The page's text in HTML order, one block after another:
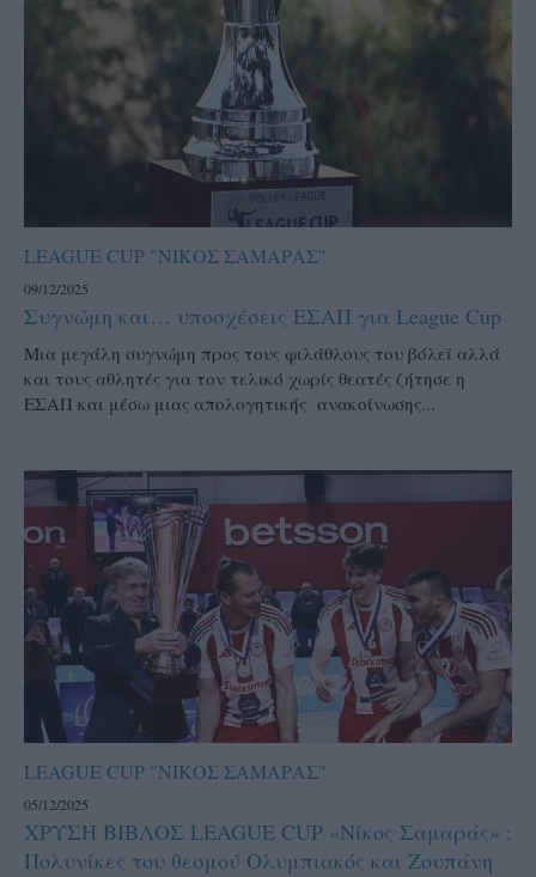
LEAGUE CUP "ΝΙΚΟΣ ΣΑΜΑΡΑΣ"
09/12/2025
Συγνώμη και… υποσχέσεις ΕΣΑΠ για League Cup
Μια μεγάλη συγνώμη προς τους φιλάθλους του βόλεϊ αλλά
και τους αθλητές για τον τελικό χωρίς θεατές ζήτησε η
ΕΣΑΠ και μέσω μιας απολογητικής ανακοίνωσης...
LEAGUE CUP "ΝΙΚΟΣ ΣΑΜΑΡΑΣ"
05/12/2025
ΧΡΥΣΗ ΒΙΒΛΟΣ LEAGUE CUP «Νίκος Σαμαράς» :
Πολυνίκες του θεσμού Ολυμπιακός και Ζουπάνη